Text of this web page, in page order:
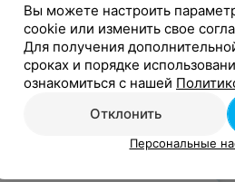
интересно
Вы можете настроить
cookie или изменить свое
Для получения
сроках и порядке
ознакомиться с нашей
Отклонить
Персональные